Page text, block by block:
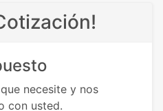
necesite y nos
con usted.